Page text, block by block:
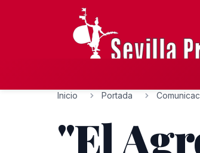
Inicio Portada
"El